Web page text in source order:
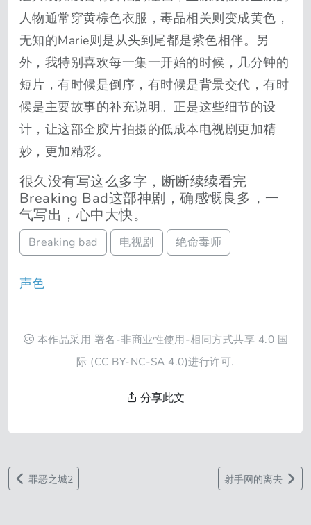
人物通常穿黄棕色衣服，毒品相关则变成黄色，
无知的Marie则是从头到尾都是紫色相伴。另
外，我特别喜欢每一集一开始的时候，几分钟的
短片，有时候是倒序，有时候是背景交代，有时
候是主要故事的补充说明。正是这些细节的设
计，让这部全胶片拍摄的低成本电视剧更加精
妙，更加精彩。
很久没有写这么多字，断断续续看完
Breaking Bad这部神剧，确感慨良多，一
气写出，心中大快。
Breaking bad 电视剧 绝命毒师
声色
本作品采用 署名-非商业性使用-相同方式共享 4.0 国
际 (CC BY-NC-SA 4.0)进行许可.
分享此文
罪恶之城2 射手网的离去